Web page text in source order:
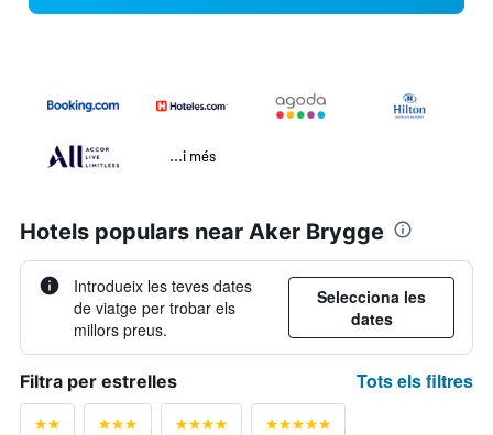
...i més
Hotels populars near Aker Brygge
Introdueix les teves dates
de viatge per trobar els
millors preus.
Selecciona les
dates
Filtra per estrelles Tots els filtres